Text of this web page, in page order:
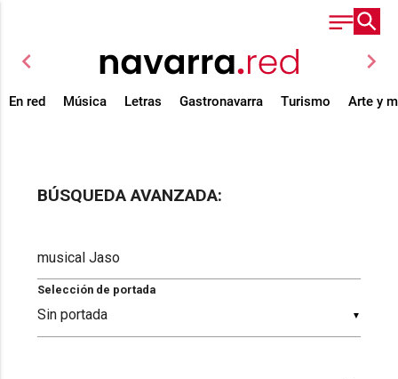
chevron_left chevron_right
En red Música Letras Gastronavarra Turismo Arte y
BÚSQUEDA AVANZADA:
▼
Selección de portada